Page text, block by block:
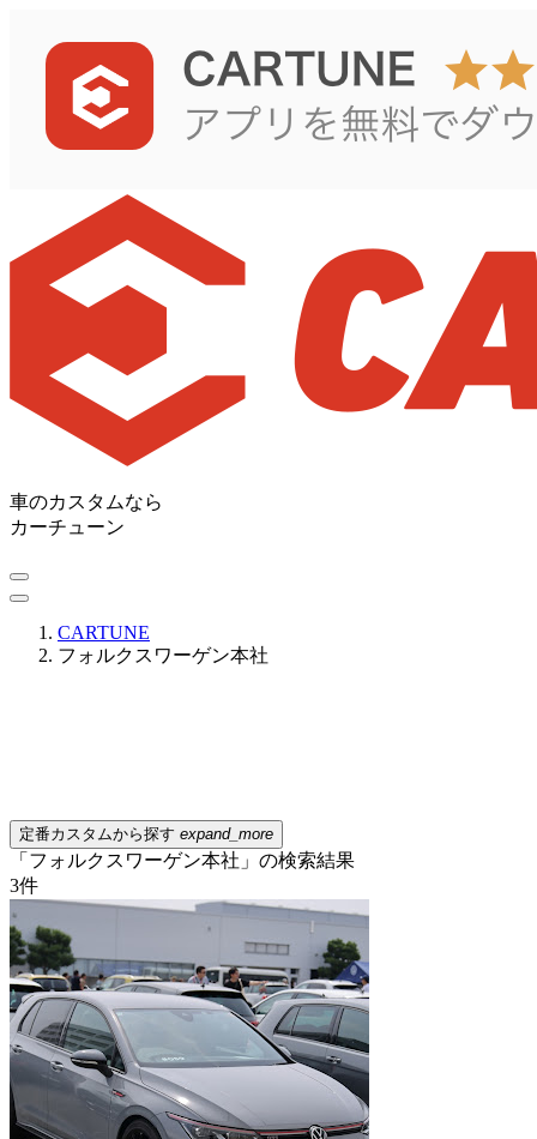
車のカスタムなら
カーチューン
CARTUNE
フォルクスワーゲン本社
定番カスタムから探す expand_more
「フォルクスワーゲン本社」の検索結果
3件